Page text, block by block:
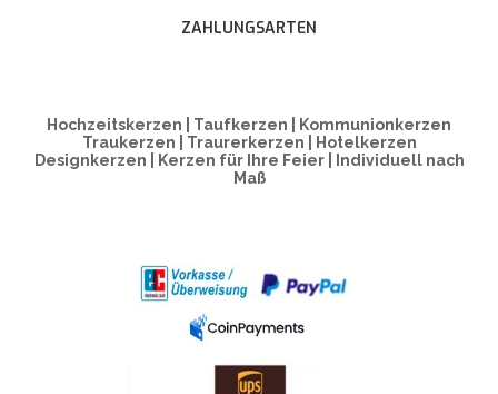
ZAHLUNGSARTEN
Hochzeitskerzen | Taufkerzen | Kommunionkerzen
Traukerzen | Traurerkerzen | Hotelkerzen
Designkerzen | Kerzen für Ihre Feier | Individuell nach
Maß